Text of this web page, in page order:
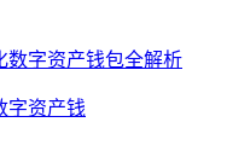
字资产钱